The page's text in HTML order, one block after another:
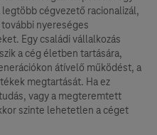
cégvezető racionalizál,
nyereséges
Egy családi vállalkozás
a cég életben tartására,
átívelő működést, a
megtartását. Ha ez
vagy a megteremtett
szinte lehetetlen a céget